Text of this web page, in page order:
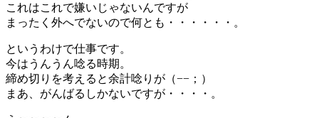
これはこれで嫌いじゃないんですが
まったく外へでないので何とも・・・・・・。
というわけで仕事です。
今はうんうん唸る時期。
締め切りを考えると余計唸りが（−−；）
まあ、がんばるしかないですが・・・・。